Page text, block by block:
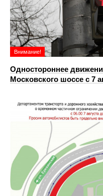
Внимание!
Одностороннее
Московского шоссе с 7